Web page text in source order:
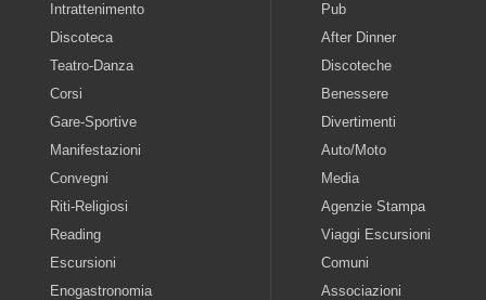
Intrattenimento
Discoteca
Teatro-Danza
Corsi
Gare-Sportive
Manifestazioni
Convegni
Riti-Religiosi
Reading
Escursioni
Enogastronomia
Pub
After Dinner
Discoteche
Benessere
Divertimenti
Auto/Moto
Media
Agenzie Stampa
Viaggi Escursioni
Comuni
Associazioni